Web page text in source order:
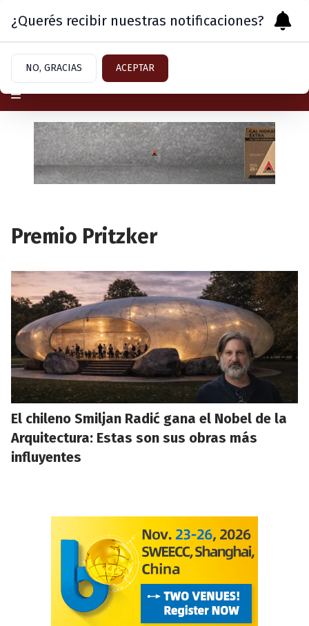
Sábado 8 de Agosto
Premio Pritzker
El chileno Smiljan Radić gana el Nobel de la
Arquitectura: Estas son sus obras más
influyentes
¿Querés recibir nuestras notificaciones?
NO, GRACIAS ACEPTAR